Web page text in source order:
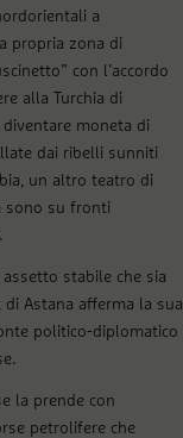
a
propria zona di
con l’accordo
alla Turchia di
moneta di
dai ribelli sunniti
un altro teatro di
sono su fronti
stabile che sia
Astana afferma la sua
politico-diplomatico
la prende con
petrolifere che